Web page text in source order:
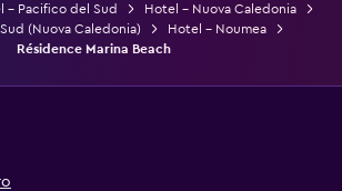
- Pacifico del Sud
Hotel - Nuova Caledonia
(Nuova Caledonia)
Hotel - Noumea
Résidence Marina Beach